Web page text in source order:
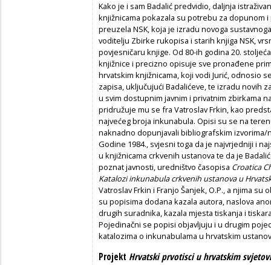
Kako je i sam Badalić predvidio, daljnja
knjižnicama pokazala su potrebu za dopunom
preuzela NSK, koja je izradu novoga
voditelju Zbirke rukopisa i starih knjiga NSK,
povjesničaru knjige. Od 80-ih godina 20.
knjižnice i precizno opisuje sve pronađene
hrvatskim knjižnicama, koji vodi Jurić, odnosio
zapisa, uključujući Badalićeve, te izradu novih
u svim dostupnim javnim i privatnim zbirkama
pridružuje mu se fra Vatroslav Frkin, kao
najvećeg broja inkunabula. Opisi su se na
naknadno dopunjavali bibliografskim izvorima/
Godine 1984., svjesni toga da je najvrjedniji i
u knjižnicama crkvenih ustanova te da je
poznat javnosti, uredništvo časopisa Croatica
Katalozi inkunabula crkvenih ustanova u
Vatroslav Frkin i Franjo Šanjek, O.P., a njima
su popisima dodana kazala autora, naslova
drugih suradnika, kazala mjesta tiskanja i
Pojedinačni se popisi objavljuju i u drugim
katalozima o inkunabulama u hrvatskim
Projekt Hrvatski prvotisci u hrvatskim